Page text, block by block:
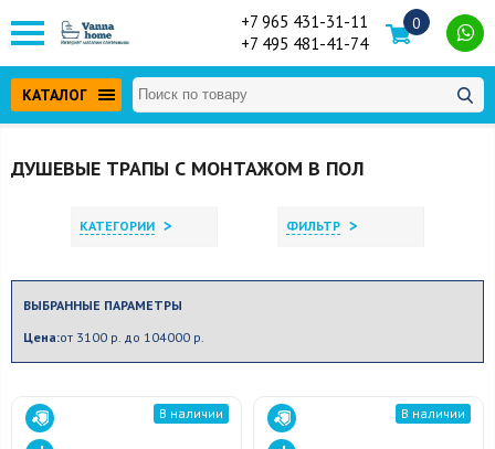
+7 965 431-31-11
+7 495 481-41-74
0
КАТАЛОГ
ДУШЕВЫЕ ТРАПЫ С МОНТАЖОМ В ПОЛ
КАТЕГОРИИ > ФИЛЬТР >
ВЫБРАННЫЕ ПАРАМЕТРЫ
Цена:от 3100 р. до 104000 р.
В наличии В наличии